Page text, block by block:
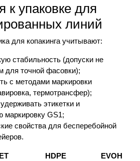
к упаковке для
линий
для копакинга учитывают:
стабильность (допуски не
для точной фасовки);
с методами маркировки
термотрансфер);
этикетки и
маркировку GS1;
свойства для бесперебойной
HDPE
EVOH